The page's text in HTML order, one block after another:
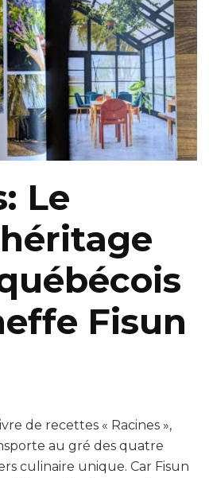
Le
Fisun
de recettes « Racines »,
au gré des quatre
culinaire unique. Car Fisun